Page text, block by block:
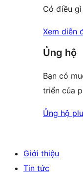
Có điều
Xem diễn
Ủng hộ
Bạn có
triển của
Ủng hộ
Giới thiệu
Tin tức